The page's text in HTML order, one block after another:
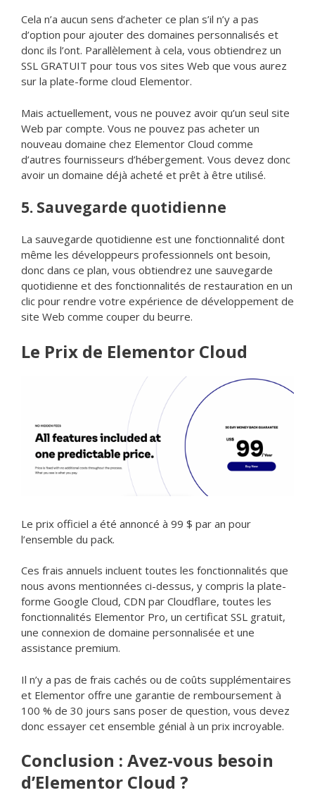
Cela n’a aucun sens d’acheter ce plan s’il n’y a pas
d’option pour ajouter des domaines personnalisés et
donc ils l’ont. Parallèlement à cela, vous obtiendrez un
SSL GRATUIT pour tous vos sites Web que vous aurez
sur la plate-forme cloud Elementor.
Mais actuellement, vous ne pouvez avoir qu’un seul site
Web par compte. Vous ne pouvez pas acheter un
nouveau domaine chez Elementor Cloud comme
d’autres fournisseurs d’hébergement. Vous devez donc
avoir un domaine déjà acheté et prêt à être utilisé.
5. Sauvegarde quotidienne
La sauvegarde quotidienne est une fonctionnalité dont
même les développeurs professionnels ont besoin,
donc dans ce plan, vous obtiendrez une sauvegarde
quotidienne et des fonctionnalités de restauration en un
clic pour rendre votre expérience de développement de
site Web comme couper du beurre.
Le Prix de Elementor Cloud
Le prix officiel a été annoncé à 99 $ par an pour
l’ensemble du pack.
Ces frais annuels incluent toutes les fonctionnalités que
nous avons mentionnées ci-dessus, y compris la plate-
forme Google Cloud, CDN par Cloudflare, toutes les
fonctionnalités Elementor Pro, un certificat SSL gratuit,
une connexion de domaine personnalisée et une
assistance premium.
Il n’y a pas de frais cachés ou de coûts supplémentaires
et Elementor offre une garantie de remboursement à
100 % de 30 jours sans poser de question, vous devez
donc essayer cet ensemble génial à un prix incroyable.
Conclusion : Avez-vous besoin
d’Elementor Cloud ?